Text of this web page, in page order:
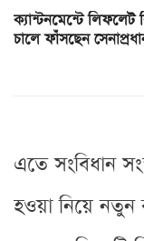
ক্যান্টনমেন্টে লিফলেট
চালে ফাঁসছেন
এতে সংবিধান
হওয়া নিয়ে নতুন